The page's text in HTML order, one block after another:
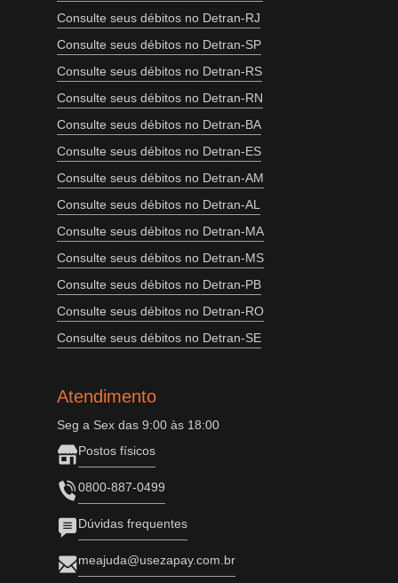
Consulte seus débitos no Detran-RJ
Consulte seus débitos no Detran-SP
Consulte seus débitos no Detran-RS
Consulte seus débitos no Detran-RN
Consulte seus débitos no Detran-BA
Consulte seus débitos no Detran-ES
Consulte seus débitos no Detran-AM
Consulte seus débitos no Detran-AL
Consulte seus débitos no Detran-MA
Consulte seus débitos no Detran-MS
Consulte seus débitos no Detran-PB
Consulte seus débitos no Detran-RO
Consulte seus débitos no Detran-SE
Atendimento
Seg a Sex das 9:00 às 18:00
Postos físicos
0800-887-0499
Dúvidas frequentes
meajuda@usezapay.com.br